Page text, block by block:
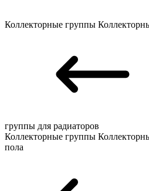
Коллекторные группы
группы для радиаторов
Коллекторные группы
пола